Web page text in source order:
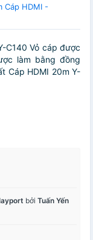
Cáp HDMI -
C140 Vỏ cáp được
làm bằng đồng
Cáp HDMI 20m Y-
bởi Tuấn Yến